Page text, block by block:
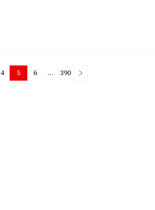
Page
4 Page
5 Page
6 … Page
390